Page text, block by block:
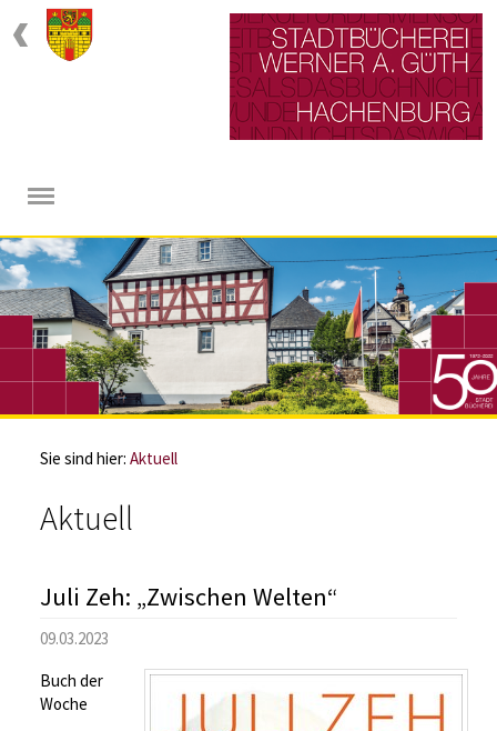
Sie sind hier: Aktuell
Aktuell
Juli Zeh: „Zwischen Welten“
09.03.2023
Buch der
Woche